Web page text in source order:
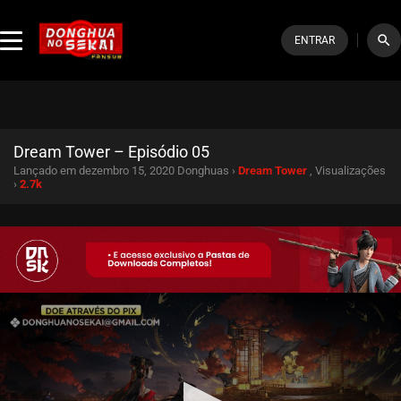
ENTRAR search
Dream Tower – Episódio 05
Lançado em dezembro 15, 2020 Donghuas › Dream Tower , Visualizações
› 2.7k